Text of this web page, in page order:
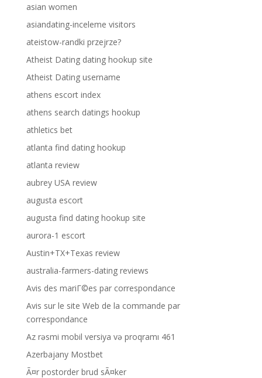
asian women
asiandating-inceleme visitors
ateistow-randki przejrze?
Atheist Dating dating hookup site
Atheist Dating username
athens escort index
athens search datings hookup
athletics bet
atlanta find dating hookup
atlanta review
aubrey USA review
augusta escort
augusta find dating hookup site
aurora-1 escort
Austin+TX+Texas review
australia-farmers-dating reviews
Avis des mariГ©es par correspondance
Avis sur le site Web de la commande par
correspondance
Az rəsmi mobil versiya və proqramı 461
Azerbajany Mostbet
Ã¤r postorder brud sÃ¤ker